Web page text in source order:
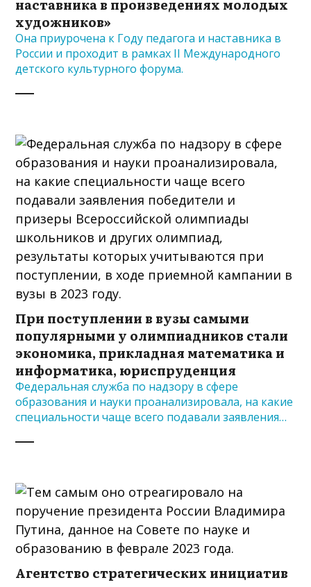
наставника в произведениях молодых
художников»
Она приурочена к Году педагога и наставника в
России и проходит в рамках II Международного
детского культурного форума.
При поступлении в вузы самыми
популярными у олимпиадников стали
экономика, прикладная математика и
информатика, юриспруденция
Федеральная служба по надзору в сфере
образования и науки проанализировала, на какие
специальности чаще всего подавали заявления…
Агентство стратегических инициатив